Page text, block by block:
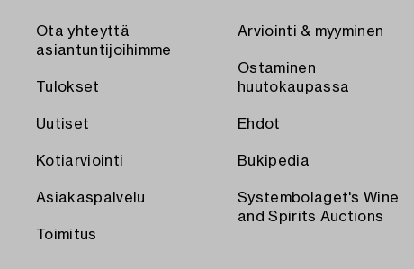
Ota yhteyttä
asiantuntijoihimme
Tulokset
Uutiset
Kotiarviointi
Asiakaspalvelu
Toimitus
Arviointi & myyminen
Ostaminen
huutokaupassa
Ehdot
Bukipedia
Systembolaget's Wine
and Spirits Auctions